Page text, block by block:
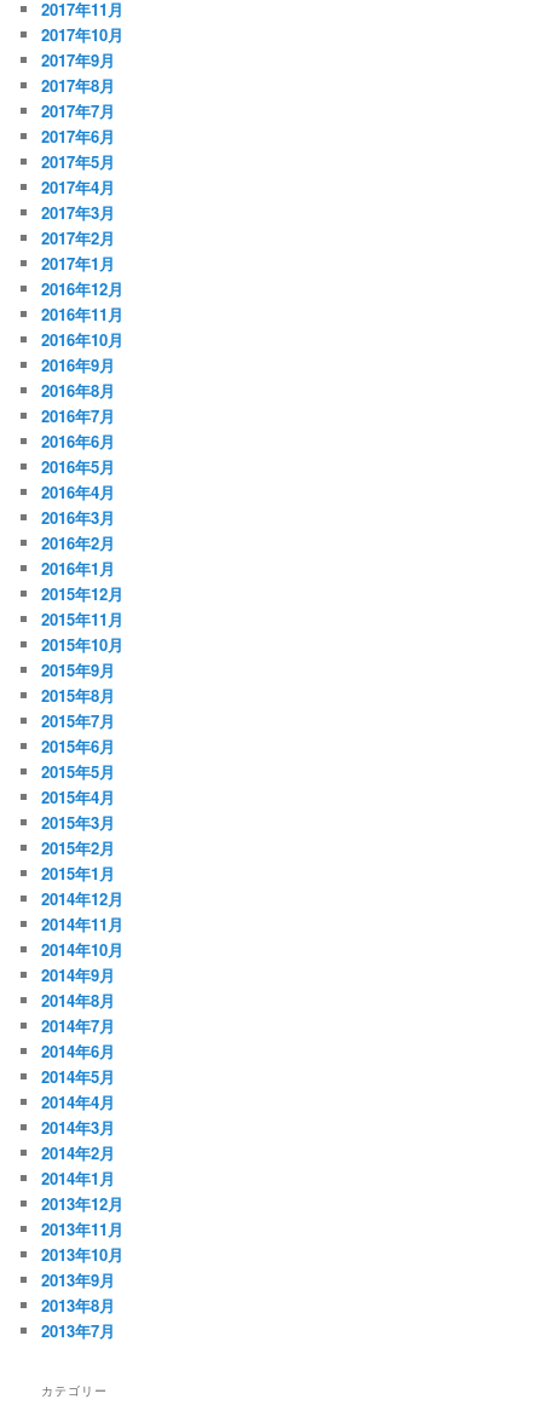
2017年11月
2017年10月
2017年9月
2017年8月
2017年7月
2017年6月
2017年5月
2017年4月
2017年3月
2017年2月
2017年1月
2016年12月
2016年11月
2016年10月
2016年9月
2016年8月
2016年7月
2016年6月
2016年5月
2016年4月
2016年3月
2016年2月
2016年1月
2015年12月
2015年11月
2015年10月
2015年9月
2015年8月
2015年7月
2015年6月
2015年5月
2015年4月
2015年3月
2015年2月
2015年1月
2014年12月
2014年11月
2014年10月
2014年9月
2014年8月
2014年7月
2014年6月
2014年5月
2014年4月
2014年3月
2014年2月
2014年1月
2013年12月
2013年11月
2013年10月
2013年9月
2013年8月
2013年7月
カテゴリー